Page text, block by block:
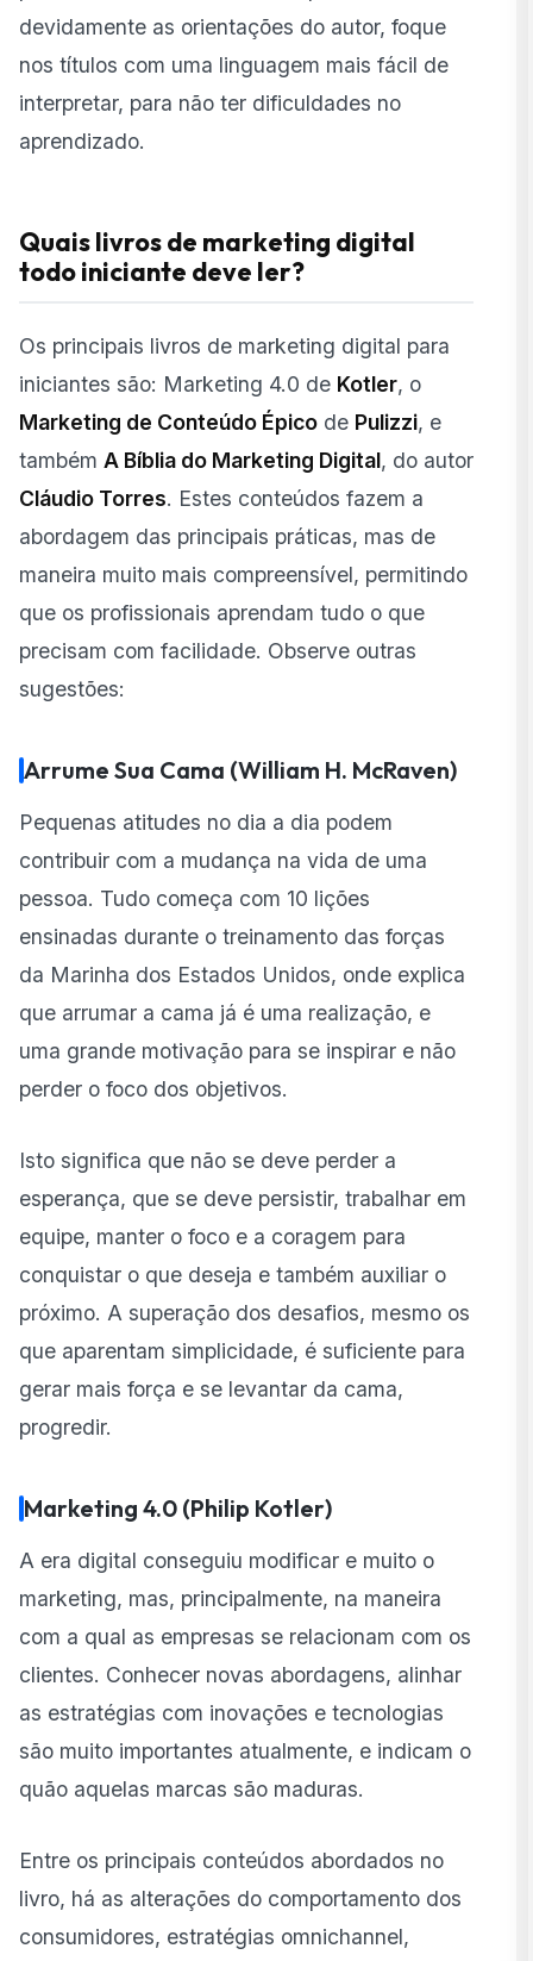
devidamente as orientações do autor, foque
nos títulos com uma linguagem mais fácil de
interpretar, para não ter dificuldades no
aprendizado.
Quais livros de marketing digital
todo iniciante deve ler?
Os principais livros de marketing digital para
iniciantes são: Marketing 4.0 de Kotler, o
Marketing de Conteúdo Épico de Pulizzi, e
também A Bíblia do Marketing Digital, do autor
Cláudio Torres. Estes conteúdos fazem a
abordagem das principais práticas, mas de
maneira muito mais compreensível, permitindo
que os profissionais aprendam tudo o que
precisam com facilidade. Observe outras
sugestões:
Arrume Sua Cama (William H. McRaven)
Pequenas atitudes no dia a dia podem
contribuir com a mudança na vida de uma
pessoa. Tudo começa com 10 lições
ensinadas durante o treinamento das forças
da Marinha dos Estados Unidos, onde explica
que arrumar a cama já é uma realização, e
uma grande motivação para se inspirar e não
perder o foco dos objetivos.
Isto significa que não se deve perder a
esperança, que se deve persistir, trabalhar em
equipe, manter o foco e a coragem para
conquistar o que deseja e também auxiliar o
próximo. A superação dos desafios, mesmo os
que aparentam simplicidade, é suficiente para
gerar mais força e se levantar da cama,
progredir.
Marketing 4.0 (Philip Kotler)
A era digital conseguiu modificar e muito o
marketing, mas, principalmente, na maneira
com a qual as empresas se relacionam com os
clientes. Conhecer novas abordagens, alinhar
as estratégias com inovações e tecnologias
são muito importantes atualmente, e indicam o
quão aquelas marcas são maduras.
Entre os principais conteúdos abordados no
livro, há as alterações do comportamento dos
consumidores, estratégias omnichannel,